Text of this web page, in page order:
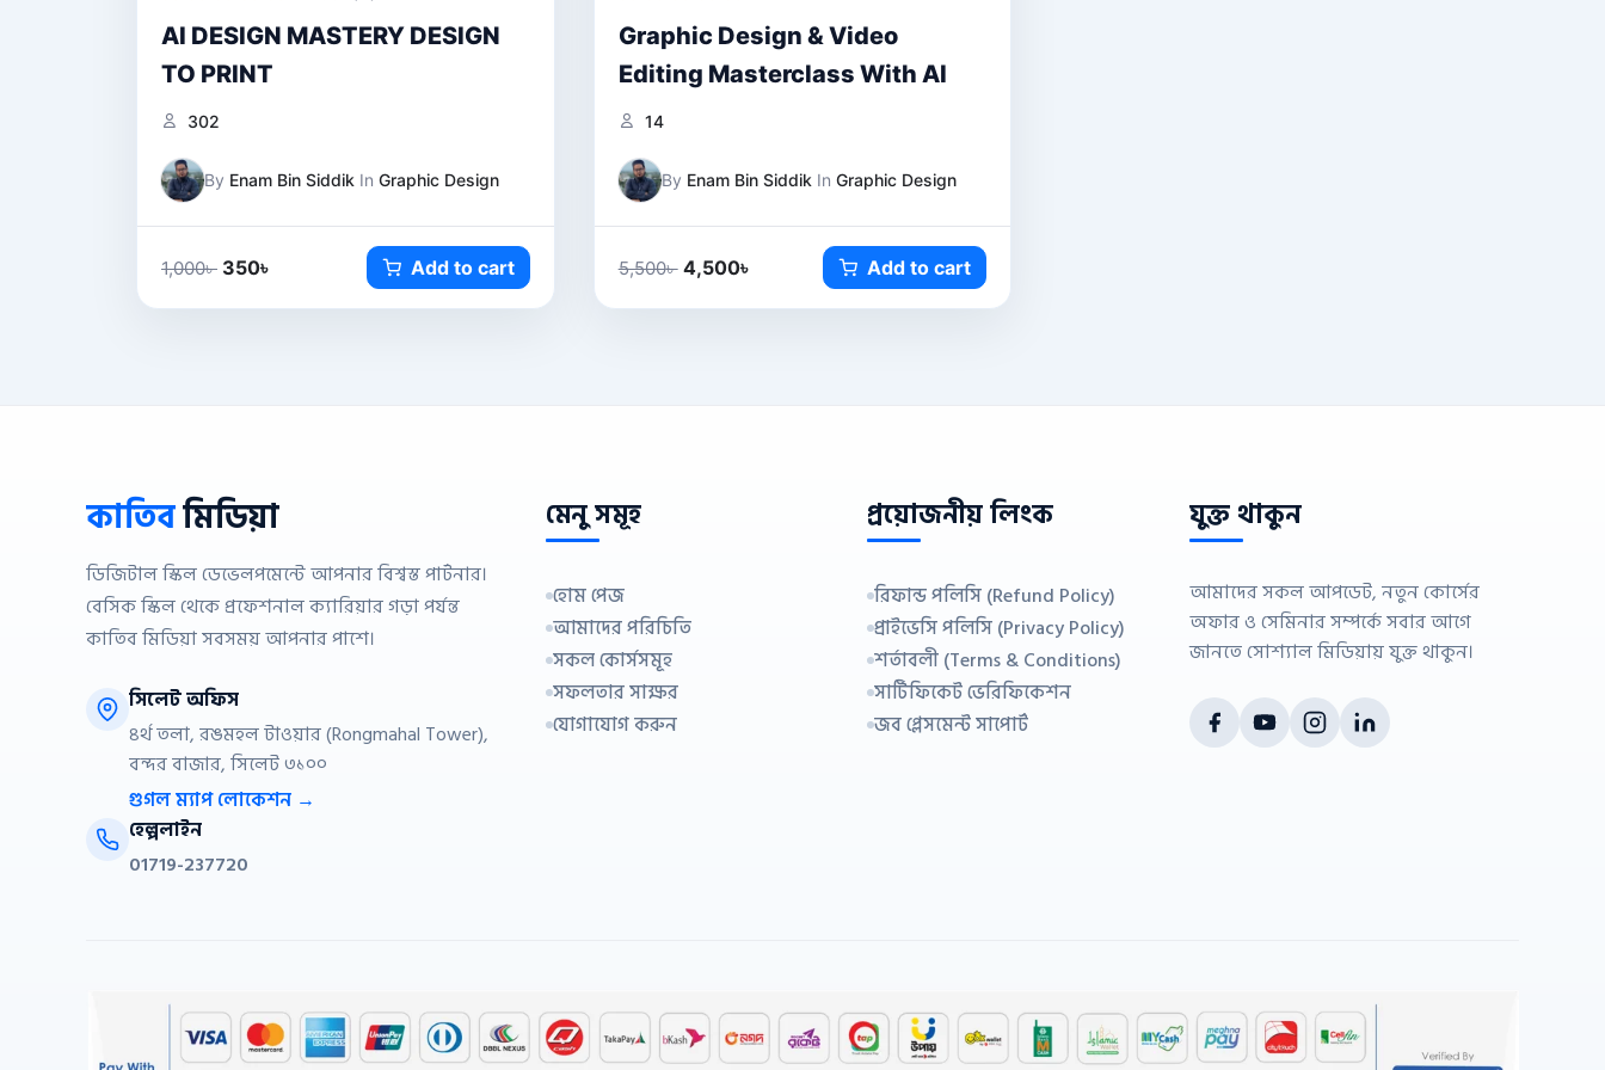
AI DESIGN MASTERY DESIGN
TO PRINT
302
By Enam Bin Siddik In Graphic Design
1,000৳ 350৳ Add to cart
Graphic Design & Video
Editing Masterclass With AI
14
By Enam Bin Siddik In Graphic Design
5,500৳ 4,500৳ Add to cart
কাতিবমিডিয়া
ডিজিটাল স্কিল ডেভেলপমেন্টে আপনার বিশ্বস্ত পার্টনার।
বেসিক স্কিল থেকে প্রফেশনাল ক্যারিয়ার গড়া পর্যন্ত
কাতিব মিডিয়া সবসময় আপনার পাশে।
সিলেট অফিস
৪র্থ তলা, রঙমহল টাওয়ার (Rongmahal Tower),
বন্দর বাজার, সিলেট ৩১০০
গুগল ম্যাপ লোকেশন →
হেল্পলাইন
01719-237720
মেনু সমূহ
হোম পেজ
আমাদের পরিচিতি
সকল কোর্সসমূহ
সফলতার সাক্ষর
যোগাযোগ করুন
প্রয়োজনীয় লিংক
রিফান্ড পলিসি (Refund Policy)
প্রাইভেসি পলিসি (Privacy Policy)
শর্তাবলী (Terms & Conditions)
সার্টিফিকেট ভেরিফিকেশন
জব প্লেসমেন্ট সাপোর্ট
যুক্ত থাকুন
আমাদের সকল আপডেট, নতুন কোর্সের
অফার ও সেমিনার সম্পর্কে সবার আগে
জানতে সোশ্যাল মিডিয়ায় যুক্ত থাকুন।